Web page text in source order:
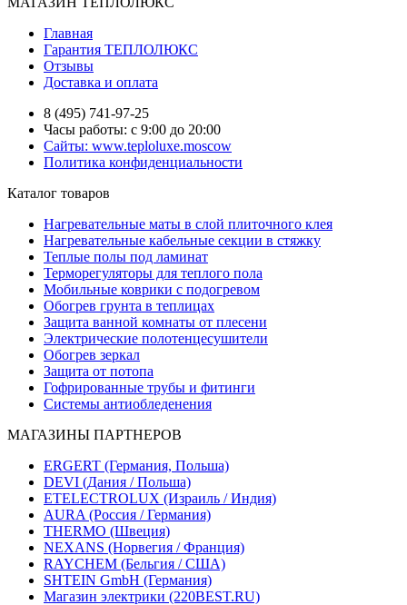
Главная
Гарантия ТЕПЛОЛЮКС
Отзывы
Доставка и оплата
8 (495) 741-97-25
Часы работы: с 9:00 до 20:00
Сайты: www.teploluxe.moscow
Политика конфиденциальности
Каталог товаров
Нагревательные маты в слой плиточного клея
Нагревательные кабельные секции в стяжку
Теплые полы под ламинат
Терморегуляторы для теплого пола
Мобильные коврики с подогревом
Обогрев грунта в теплицах
Защита ванной комнаты от плесени
Электрические полотенцесушители
Обогрев зеркал
Защита от потопа
Гофрированные трубы и фитинги
Системы антиобледенения
МАГАЗИНЫ ПАРТНЕРОВ
ERGERT (Германия, Польша)
DEVI (Дания / Польша)
ETELECTROLUX (Израиль / Индия)
AURA (Россия / Германия)
THERMO (Швеция)
NEXANS (Норвегия / Франция)
RAYCHEM (Бельгия / США)
SHTEIN GmbH (Германия)
Магазин электрики (220BEST.RU)